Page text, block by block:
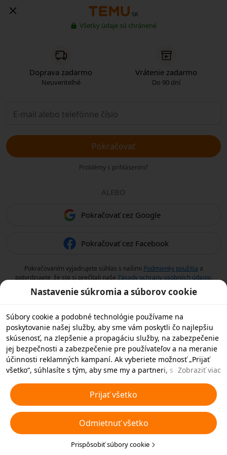
SK
Všetky údaje sú chránené
Doprava zadarmo
Neuveriteľné
Vrátenie zadarmo
Do 90 dní
Pokračovať
Problémy s prihlásením?
ALEBO
Pokračovať cez Google
Pokračovať cez Facebook
Pokračovaním vyjadrujete súhlas s našimi Podmienky použitia a
potvrdzujete, že ste si prečítali naše Zásady ochrany osobných údajov.
Nastavenie súkromia a súborov cookie
Súbory cookie a podobné technológie používame na
poskytovanie našej služby, aby sme vám poskytli čo najlepšiu
skúsenosť, na zlepšenie a propagáciu služby, na zabezpečenie
jej bezpečnosti a zabezpečenie pre používateľov a na meranie
účinnosti reklamných kampaní. Ak vyberiete možnosť „Prijať
všetko“, súhlasíte s tým, aby sme my a partneri, s ktorými
technológie vo vašom zariadení na reklamné účely. Môžete tiež
zvoliť možnosť „Odmietnuť všetky“ nedôležité súbory cookie
alebo vybrať, ktoré typy súborov cookie chcete prijať alebo
zakázať, kliknutím na tlačidlo „Prispôsobiť súbory cookie“ nižšie
alebo kedykoľvek v nastaveniach ochrany osobných údajov.
Viac informácií nájdete v našichPravidlách týkajúcich sa
Zobraziť viac
Prijať všetko
Odmietnuť všetko
Prispôsobiť súbory cookie